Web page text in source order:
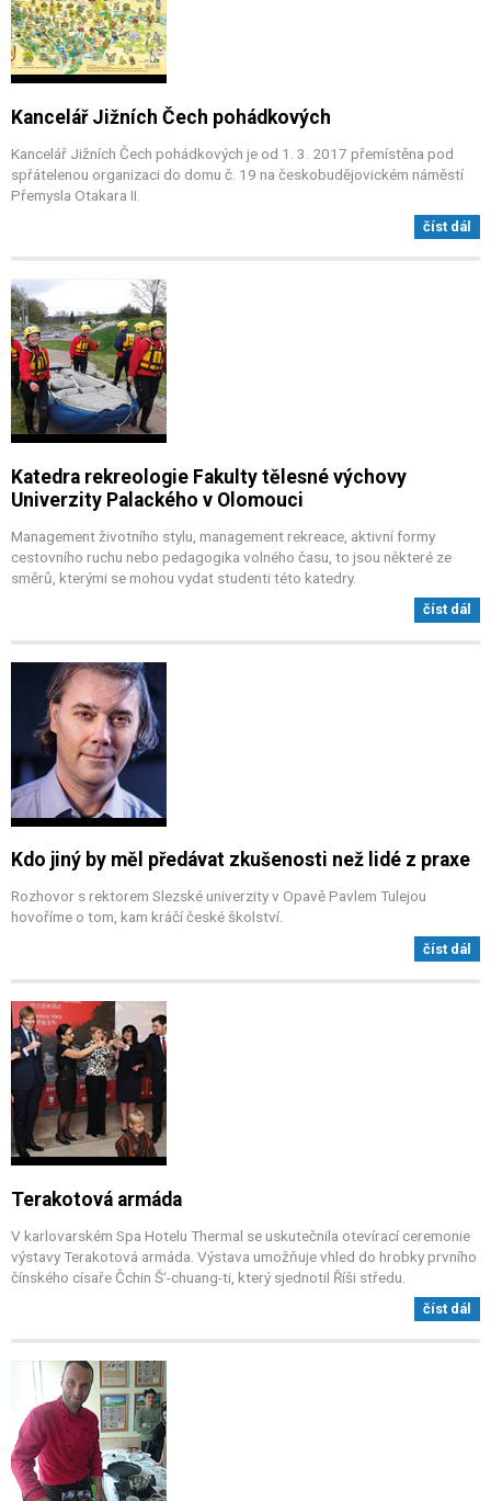
Kancelář Jižních Čech pohádkových
Kancelář Jižních Čech pohádkových je od 1. 3. 2017 přemístěna pod
spřátelenou organizaci do domu č. 19 na českobudějovickém náměstí
Přemysla Otakara II.
číst dál
Katedra rekreologie Fakulty tělesné výchovy
Univerzity Palackého v Olomouci
Management životního stylu, management rekreace, aktivní formy
cestovního ruchu nebo pedagogika volného času, to jsou některé ze
směrů, kterými se mohou vydat studenti této katedry.
číst dál
Kdo jiný by měl předávat zkušenosti než lidé z praxe
Rozhovor s rektorem Slezské univerzity v Opavě Pavlem Tulejou
hovoříme o tom, kam kráčí české školství.
číst dál
Terakotová armáda
V karlovarském Spa Hotelu Thermal se uskutečnila otevírací ceremonie
výstavy Terakotová armáda. Výstava umožňuje vhled do hrobky prvního
čínského císaře Čchin Š‘-chuang-ti, který sjednotil Říši středu.
číst dál